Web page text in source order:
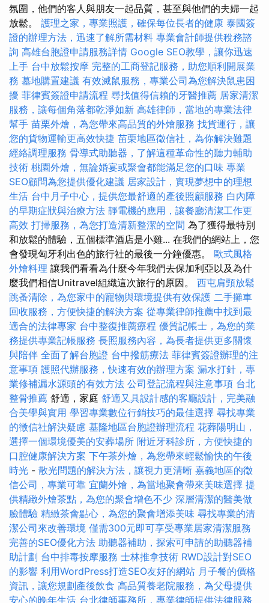
氛圍，他們的客人與朋友一起品質，甚至與他們的夫婦一起
放鬆。 護理之家，專業照護，確保每位長者的健康 泰國簽
證的辦理方法，迅速了解所需材料 專業會計師提供稅務諮
詢 高雄台胞證申請服務詳情 Google SEO教學，讓你迅速
上手 台中放鬆按摩 完整的工商登記服務，助您順利開展業
務 墓地購置建議 有效滅鼠服務，專業公司為您解決鼠患困
擾 菲律賓簽證申請流程 尋找值得信賴的牙醫推薦 居家清潔
服務，讓每個角落都乾淨如新 高雄律師，當地的專業法律
幫手 苗栗外燴，為您帶來高品質的外燴服務 找貨運行，讓
您的貨物運輸更高效快捷 苗栗地區徵信社，為你解決難題
經絡調理服務 骨導式助聽器，了解這種革命性的聽力輔助
技術 桃園外燴，無論婚宴或聚會都能滿足您的口味 專業
SEO顧問為您提供優化建議 居家設計，實現夢想中的理想
生活 台中月子中心，提供您最舒適的產後照顧服務 白內障
的早期症狀與治療方法 靜電機的應用，讓餐廳清潔工作更
高效 打掃服務，為您打造清新整潔的空間 為了獲得最特別
和放鬆的體驗，五個標準酒店是小雞... 在我們的網站上，您
會發現匈牙利出色的旅行社的最後一分鐘優惠。 歐式風格
外燴料理 讓我們看看為什麼今年我們去保加利亞以及為什
麼我們相信Unitravel組織這次旅行的原因。 西屯肩頸放鬆
跳蚤清除，為您家中的寵物與環境提供有效保護 二手攤車
回收服務，方便快捷的解決方案 從專業律師推薦中找到最
適合的法律專家 台中整復推薦療程 優質記帳士，為您的業
務提供專業記帳服務 長照服務內容，為長者提供更多關懷
與陪伴 全面了解台胞證 台中撥筋療法 菲律賓簽證辦理的注
意事項 護照代辦服務，快速有效的辦理方案 漏水打針，專
業修補漏水源頭的有效方法 公司登記流程與注意事項 台北
整骨推薦 舒適，家庭 舒適又具設計感的客廳設計，完美融
合美學與實用 學習專業數位行銷技巧的最佳選擇 尋找專業
的徵信社解決疑慮 基隆地區台胞證辦理流程 花葬陽明山，
選擇一個環境優美的安葬場所 附近牙科診所，方便快捷的
口腔健康解決方案 下午茶外燴，為您帶來輕鬆愉快的午後
時光 - 散光問題的解決方法，讓視力更清晰 嘉義地區的徵
信公司，專業可靠 宜蘭外燴，為當地聚會帶來美味選擇 提
供精緻外燴茶點，為您的聚會增色不少 深層清潔的醫美做
臉體驗 精緻茶會點心，為您的聚會增添美味 尋找專業的清
潔公司來改善環境 僅需300元即可享受專業居家清潔服務
完善的SEO優化方法 助聽器補助，探索可申請的助聽器補
助計劃 台中排毒按摩服務 士林推拿技術 RWD設計對SEO
的影響 利用WordPress打造SEO友好的網站 月子餐的價格
資訊，讓您規劃產後飲食 高品質養老院服務，為父母提供
安心的晚年生活 台北律師事務所，專業律師提供法律服務